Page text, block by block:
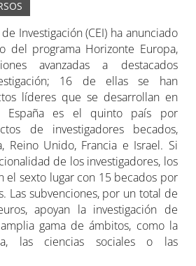
Investigación (CEI) ha anunciado
del programa Horizonte Europa,
avanzadas a destacados
16 de ellas se han
líderes que se desarrollan en
España es el quinto país por
de investigadores becados,
Reino Unido, Francia e Israel. Si
de los investigadores, los
el sexto lugar con 15 becados por
Las subvenciones, por un total de
apoyan la investigación de
gama de ámbitos, como la
las ciencias sociales o las